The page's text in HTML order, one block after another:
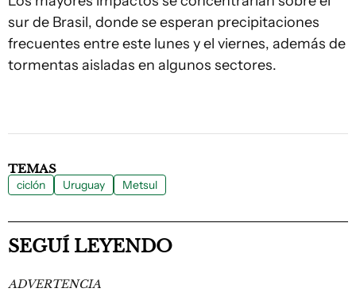
sur de Brasil, donde se esperan precipitaciones
frecuentes entre este lunes y el viernes, además de
tormentas aisladas en algunos sectores.
TEMAS
ciclón Uruguay Metsul
SEGUÍ LEYENDO
ADVERTENCIA